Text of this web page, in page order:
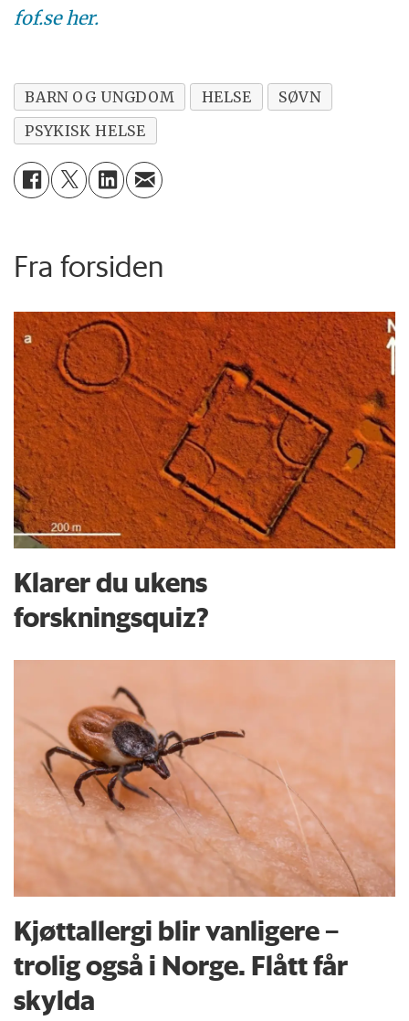
fof.se her.
BARN OG UNGDOM HELSE
SØVN
PSYKISK HELSE
Fra forsiden
Klarer du ukens
forskningsquiz?
Kjøttallergi blir vanligere –
trolig også i Norge. Flått får
skylda